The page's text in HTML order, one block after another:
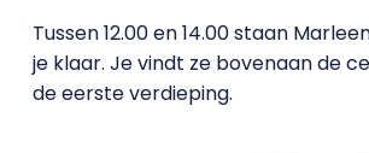
Tussen 12.00 en 14.00 staan
je klaar. Je vindt ze bovenaan de
de eerste verdieping.